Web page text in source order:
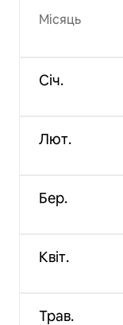
Місяць
Січ.
Лют.
Бер.
Квіт.
Трав.